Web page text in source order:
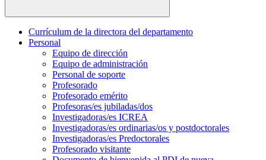
Currículum de la directora del departamento
Personal
Equipo de dirección
Equipo de administración
Personal de soporte
Profesorado
Profesorado emérito
Profesoras/es jubiladas/dos
Investigadoras/es ICREA
Investigadoras/es ordinarias/os y postdoctorales
Investigadoras/es Predoctorales
Profesorado visitante